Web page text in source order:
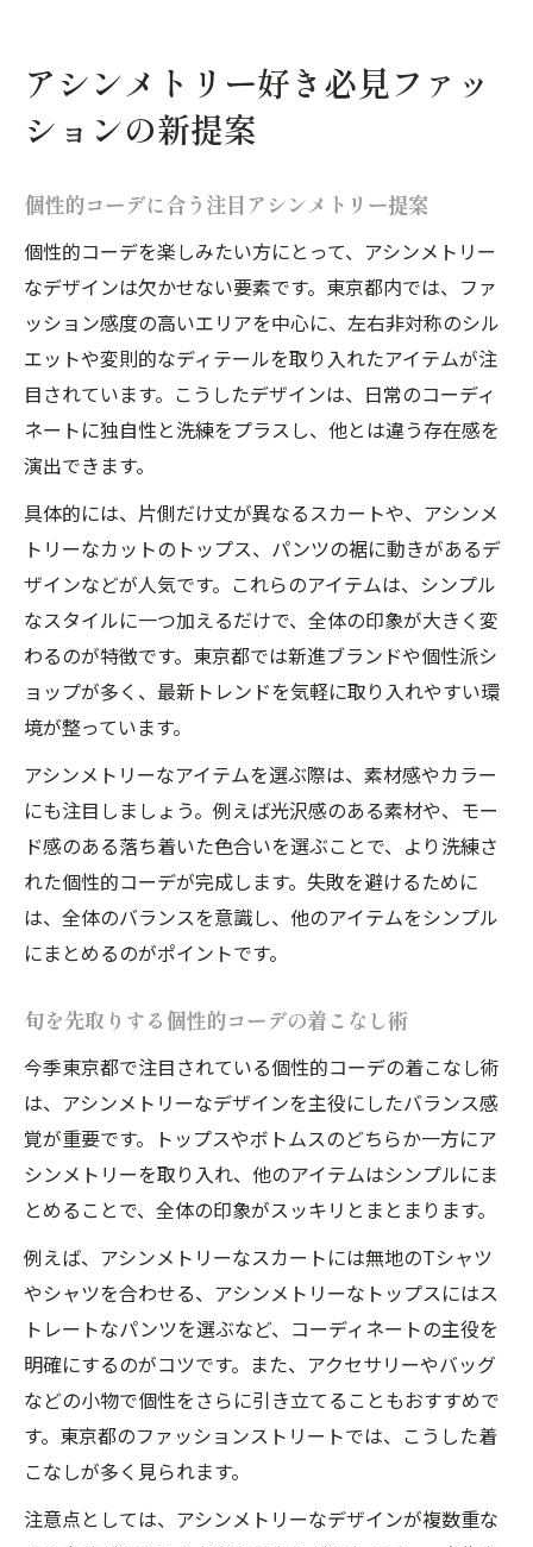
アシンメトリー好き必見ファッ
ションの新提案
個性的コーデに合う注目アシンメトリー提案
個性的コーデを楽しみたい方にとって、アシンメトリー
なデザインは欠かせない要素です。東京都内では、ファ
ッション感度の高いエリアを中心に、左右非対称のシル
エットや変則的なディテールを取り入れたアイテムが注
目されています。こうしたデザインは、日常のコーディ
ネートに独自性と洗練をプラスし、他とは違う存在感を
演出できます。
具体的には、片側だけ丈が異なるスカートや、アシンメ
トリーなカットのトップス、パンツの裾に動きがあるデ
ザインなどが人気です。これらのアイテムは、シンプル
なスタイルに一つ加えるだけで、全体の印象が大きく変
わるのが特徴です。東京都では新進ブランドや個性派シ
ョップが多く、最新トレンドを気軽に取り入れやすい環
境が整っています。
アシンメトリーなアイテムを選ぶ際は、素材感やカラー
にも注目しましょう。例えば光沢感のある素材や、モー
ド感のある落ち着いた色合いを選ぶことで、より洗練さ
れた個性的コーデが完成します。失敗を避けるために
は、全体のバランスを意識し、他のアイテムをシンプル
にまとめるのがポイントです。
旬を先取りする個性的コーデの着こなし術
今季東京都で注目されている個性的コーデの着こなし術
は、アシンメトリーなデザインを主役にしたバランス感
覚が重要です。トップスやボトムスのどちらか一方にア
シンメトリーを取り入れ、他のアイテムはシンプルにま
とめることで、全体の印象がスッキリとまとまります。
例えば、アシンメトリーなスカートには無地のTシャツ
やシャツを合わせる、アシンメトリーなトップスにはス
トレートなパンツを選ぶなど、コーディネートの主役を
明確にするのがコツです。また、アクセサリーやバッグ
などの小物で個性をさらに引き立てることもおすすめで
す。東京都のファッションストリートでは、こうした着
こなしが多く見られます。
注意点としては、アシンメトリーなデザインが複数重な